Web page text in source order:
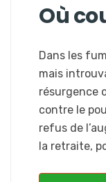
Où
Dans les
mais
résurgence
contre le
refus de
la retraite,